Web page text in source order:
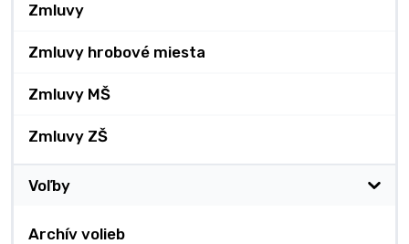
Zmluvy
Zmluvy hrobové miesta
Zmluvy MŠ
Zmluvy ZŠ
Voľby
Archív volieb